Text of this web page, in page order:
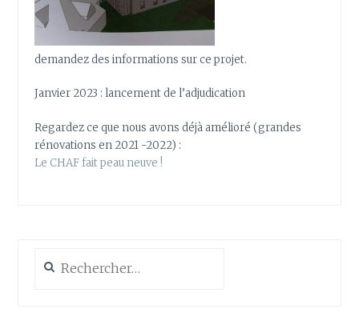
demandez des informations sur ce projet.
Janvier 2023 : lancement de l’adjudication
Regardez ce que nous avons déjà amélioré (grandes
rénovations en 2021 -2022) :
Le CHAF fait peau neuve !